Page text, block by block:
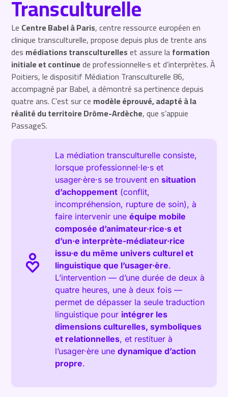
Transculturelle
Le Centre Babel à Paris, centre ressource européen en
clinique transculturelle, propose depuis plus de trente ans
des médiations transculturelleset assure laformation
initiale et continuede professionnel·le·s et d’interprètes. À
Poitiers, le dispositif Médiation Transculturelle 86,
accompagné par Babel, a démontré sa pertinence depuis
quatre ans. C’est sur ce modèle éprouvé, adapté à la
réalité du territoire Drôme-Ardèche, que s’appuie
PassageS.
La médiation transculturelle consiste,
lorsque professionnel·le·s et
usager·ère·s se trouvent ensituation
d’achoppement (conflit,
incompréhension, rupture de soin), à
faire intervenir uneéquipe mobile
composée d’animateur·rice·s et
d’un·e interprète-médiateur·rice
issu·e du même univers culturel et
linguistique que l’usager·ère.
L’intervention — d’une durée de deux à
quatre heures, une à deux fois —
permet de dépasser la seule traduction
linguistique pour intégrer les
dimensions culturelles, symboliques
et relationnelles, et restituer à
l’usager·ère unedynamique d’action
propre.